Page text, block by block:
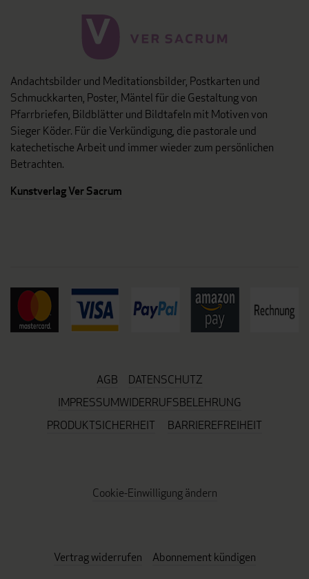
Andachtsbilder und Meditationsbilder, Postkarten und
Schmuckkarten, Poster, Mäntel für die Gestaltung von
Pfarrbriefen, Bildblätter und Bildtafeln mit Motiven von
Sieger Köder. Für die Verkündigung, die pastorale und
katechetische Arbeit und immer wieder zum persönlichen
Betrachten.
Kunstverlag Ver Sacrum
AGB
DATENSCHUTZ
IMPRESSUMWIDERRUFSBELEHRUNG
PRODUKTSICHERHEIT
BARRIEREFREIHEIT
Cookie-Einwilligung ändern
Vertrag widerrufen Abonnement kündigen